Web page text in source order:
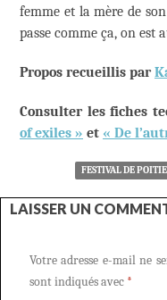
femme et la mère de
passe comme ça, on est
Propos recueillis par
Consulter les fiches
of exiles » et « De
FESTIVAL DE
LAISSER UN
Votre adresse e-mail ne
sont indiqués avec *